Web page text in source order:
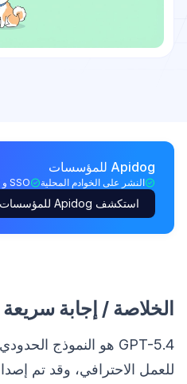
Apidog للمؤسسات
النشر على الخوادم المحلية SSO و RBAC
استكشف Apidog للمؤسسات
الخلاصة / إجابة سريعة